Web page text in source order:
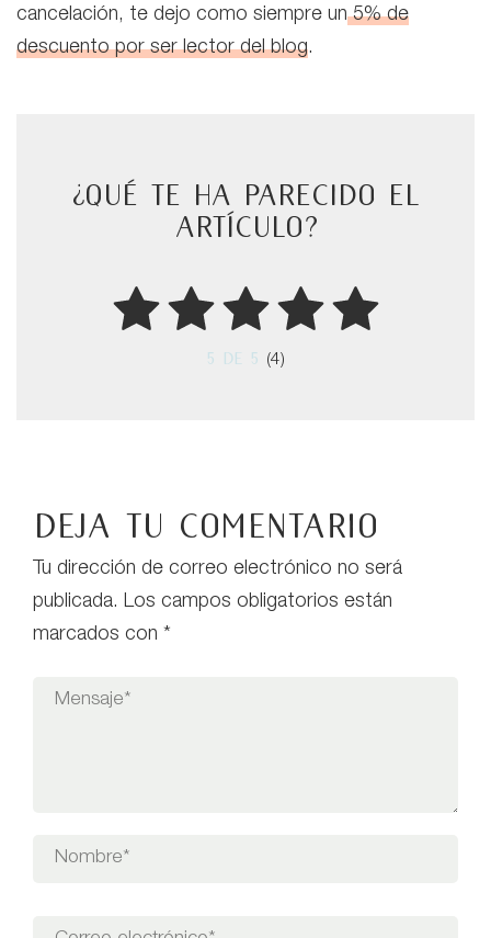
cancelación, te dejo como siempre un5% de
descuento por ser lector del blog.
¿Qué te ha parecido el
artículo?
5 de 5 (4)
Deja tu comentario
Tu dirección de correo electrónico no será
publicada. Los campos obligatorios están
marcados con *